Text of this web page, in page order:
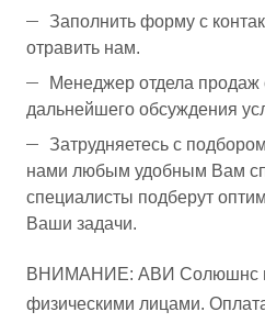
Заполнить форму с
отравить нам.
Менеджер отдела продаж
дальнейшего обсуждения
Затрудняетесь с
нами любым удобным Вам
специалисты подберут
Ваши задачи.
ВНИМАНИЕ: АВИ Солюшнс
физическими лицами.